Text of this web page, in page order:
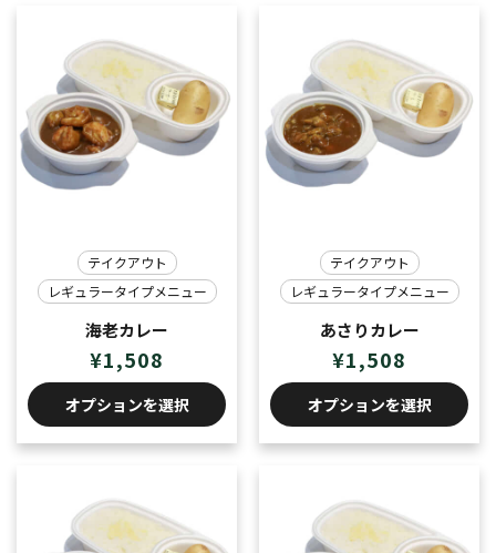
テイクアウト
レギュラータイプメニュー
海老カレー
¥1,508
オプションを選択
テイクアウト
レギュラータイプメニュー
あさりカレー
¥1,508
オプションを選択